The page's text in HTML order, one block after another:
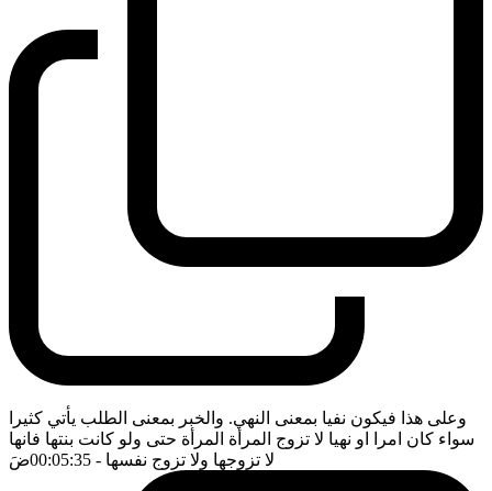
وعلى هذا فيكون نفيا بمعنى النهي. والخبر بمعنى الطلب يأتي كثيرا
سواء كان امرا او نهيا لا تزوج المرأة المرأة حتى ولو كانت بنتها فانها
لا تزوجها ولا تزوج نفسها - 00:05:35 ضَ